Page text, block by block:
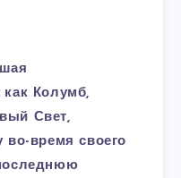
как Колумб,
Свет,
во-время своего